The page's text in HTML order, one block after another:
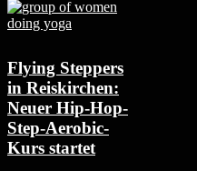
Flying Steppers
in Reiskirchen:
Neuer Hip-Hop-
Step-Aerobic-
Kurs startet